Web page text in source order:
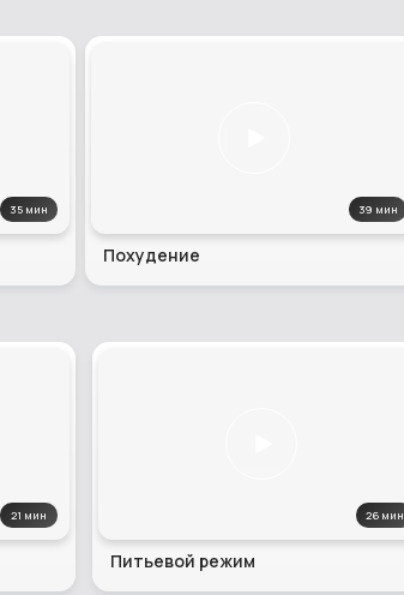
35 мин
Похудение
39 мин
Питьевой режим
26 мин
21 мин